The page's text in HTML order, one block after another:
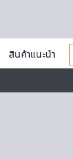
สินค้าแนะนำ